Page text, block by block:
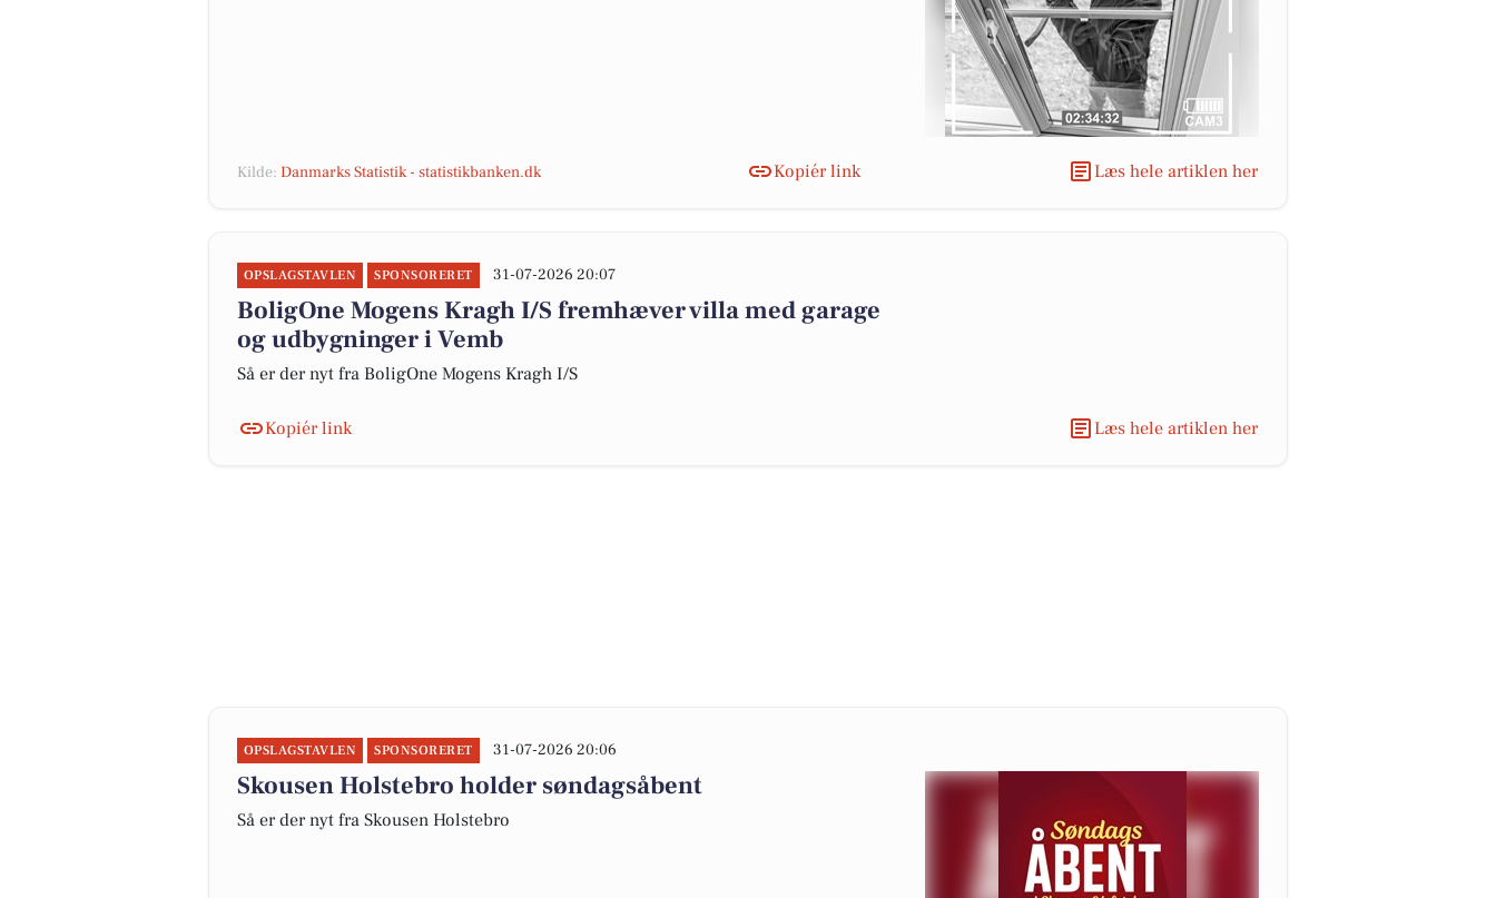
Kilde: Danmarks Statistik - statistikbanken.dk Kopiér link Læs hele artiklen her
OPSLAGSTAVLEN SPONSORERET 31-07-2026 20:07
BoligOne Mogens Kragh I/S fremhæver villa med garage
og udbygninger i Vemb
Så er der nyt fra BoligOne Mogens Kragh I/S
Kopiér link Læs hele artiklen her
OPSLAGSTAVLEN SPONSORERET 31-07-2026 20:06
Skousen Holstebro holder søndagsåbent
Så er der nyt fra Skousen Holstebro